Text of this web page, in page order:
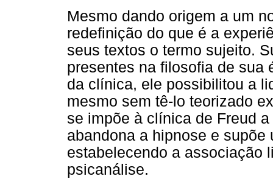
Mesmo dando origem a um
redefinição do que é a
seus textos o termo sujeito.
presentes na filosofia de sua
da clínica, ele possibilitou a
mesmo sem tê-lo teorizado
se impõe à clínica de Freud
abandona a hipnose e
estabelecendo a associação
psicanálise.